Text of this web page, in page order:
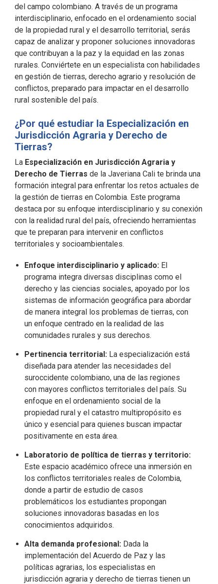
del campo colombiano. A través de un programa
interdisciplinario, enfocado en el ordenamiento social
de la propiedad rural y el desarrollo territorial, serás
capaz de analizar y proponer soluciones innovadoras
que contribuyan a la paz y la equidad en las zonas
rurales. Conviértete en un especialista con habilidades
en gestión de tierras, derecho agrario y resolución de
conflictos, preparado para impactar en el desarrollo
rural sostenible del país.
¿Por qué estudiar la Especialización en
Jurisdicción Agraria y Derecho de
Tierras?
La Especialización en Jurisdicción Agraria y
Derecho de Tierras de la Javeriana Cali te brinda una
formación integral para enfrentar los retos actuales de
la gestión de tierras en Colombia. Este programa
destaca por su enfoque interdisciplinario y su conexión
con la realidad rural del país, ofreciendo herramientas
que te preparan para intervenir en conflictos
territoriales y socioambientales.
Enfoque interdisciplinario y aplicado: El
programa integra diversas disciplinas como el
derecho y las ciencias sociales, apoyado por los
sistemas de información geográfica para abordar
de manera integral los problemas de tierras, con
un enfoque centrado en la realidad de las
comunidades rurales y sus derechos.
Pertinencia territorial: La especialización está
diseñada para atender las necesidades del
suroccidente colombiano, una de las regiones
con mayores conflictos territoriales del país. Su
enfoque en el ordenamiento social de la
propiedad rural y el catastro multipropósito es
único y esencial para quienes buscan impactar
positivamente en esta área.
Laboratorio de política de tierras y territorio:
Este espacio académico ofrece una inmersión en
los conflictos territoriales reales de Colombia,
donde a partir de estudio de casos
problemáticos los estudiantes propongan
soluciones innovadoras basadas en los
conocimientos adquiridos.
Alta demanda profesional: Dada la
implementación del Acuerdo de Paz y las
políticas agrarias, los especialistas en
jurisdicción agraria y derecho de tierras tienen un